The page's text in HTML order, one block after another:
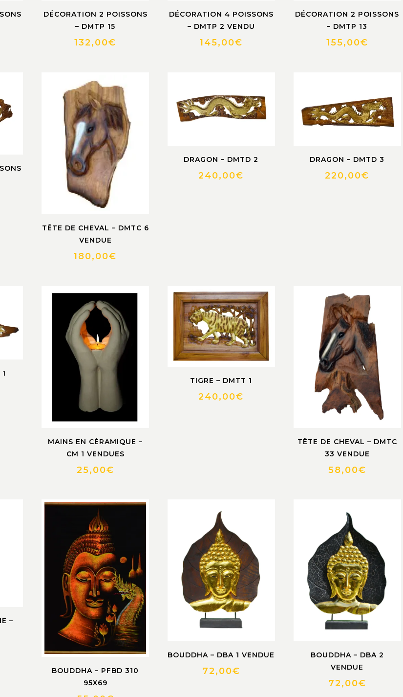
DÉCORATION 2 POISSONS
– DMTP 15
132,00€
DÉCORATION 4 POISSONS
– DMTP 2 VENDU
145,00€
DÉCORATION 2 POISSONS
– DMTP 13
155,00€
TÊTE DE CHEVAL – DMTC 6
VENDUE
180,00€
DRAGON – DMTD 2
240,00€
DRAGON – DMTD 3
220,00€
MAINS EN CÉRAMIQUE –
CM 1 VENDUES
25,00€
TIGRE – DMTT 1
240,00€
TÊTE DE CHEVAL – DMTC
33 VENDUE
58,00€
–
BOUDDHA – PFBD 310
95X69
BOUDDHA – DBA 1 VENDUE
72,00€
BOUDDHA – DBA 2
VENDUE
72,00€